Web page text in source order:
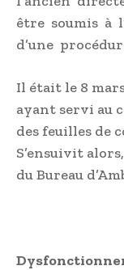
être soumis à
d’une
Il était le 8
ayant servi au
des feuilles de
S’ensuivit
du Bureau